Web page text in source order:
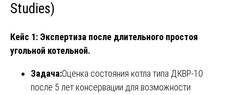
Studies)
Кейс 1: Экспертиза после длительного простоя
угольной котельной.
Задача:Оценка состояния котла типа ДКВР-10
после 5 лет консервации для возможности